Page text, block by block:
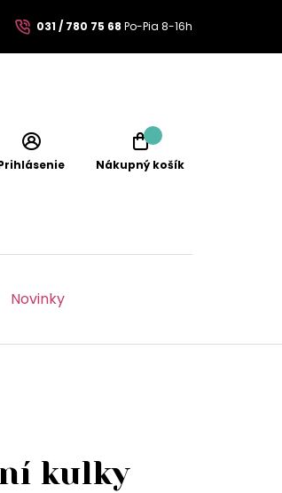
031 / 780 75 68 Po-Pia 8-16h
Nákupný košík
Novinky
kulky